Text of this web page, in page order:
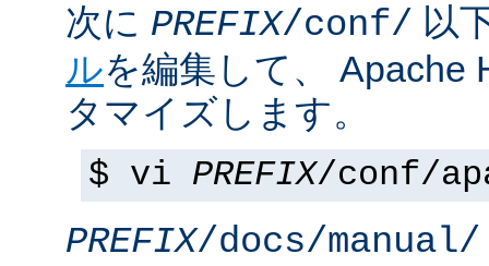
次に PREFIX/conf/ 以
ルを編集して、 Apache
タマイズします。
$ vi PREFIX/conf/
PREFIX/docs/manual/